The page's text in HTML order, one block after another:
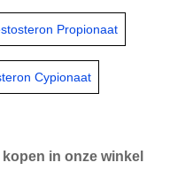
Propionaat
Cypionaat
in onze winkel